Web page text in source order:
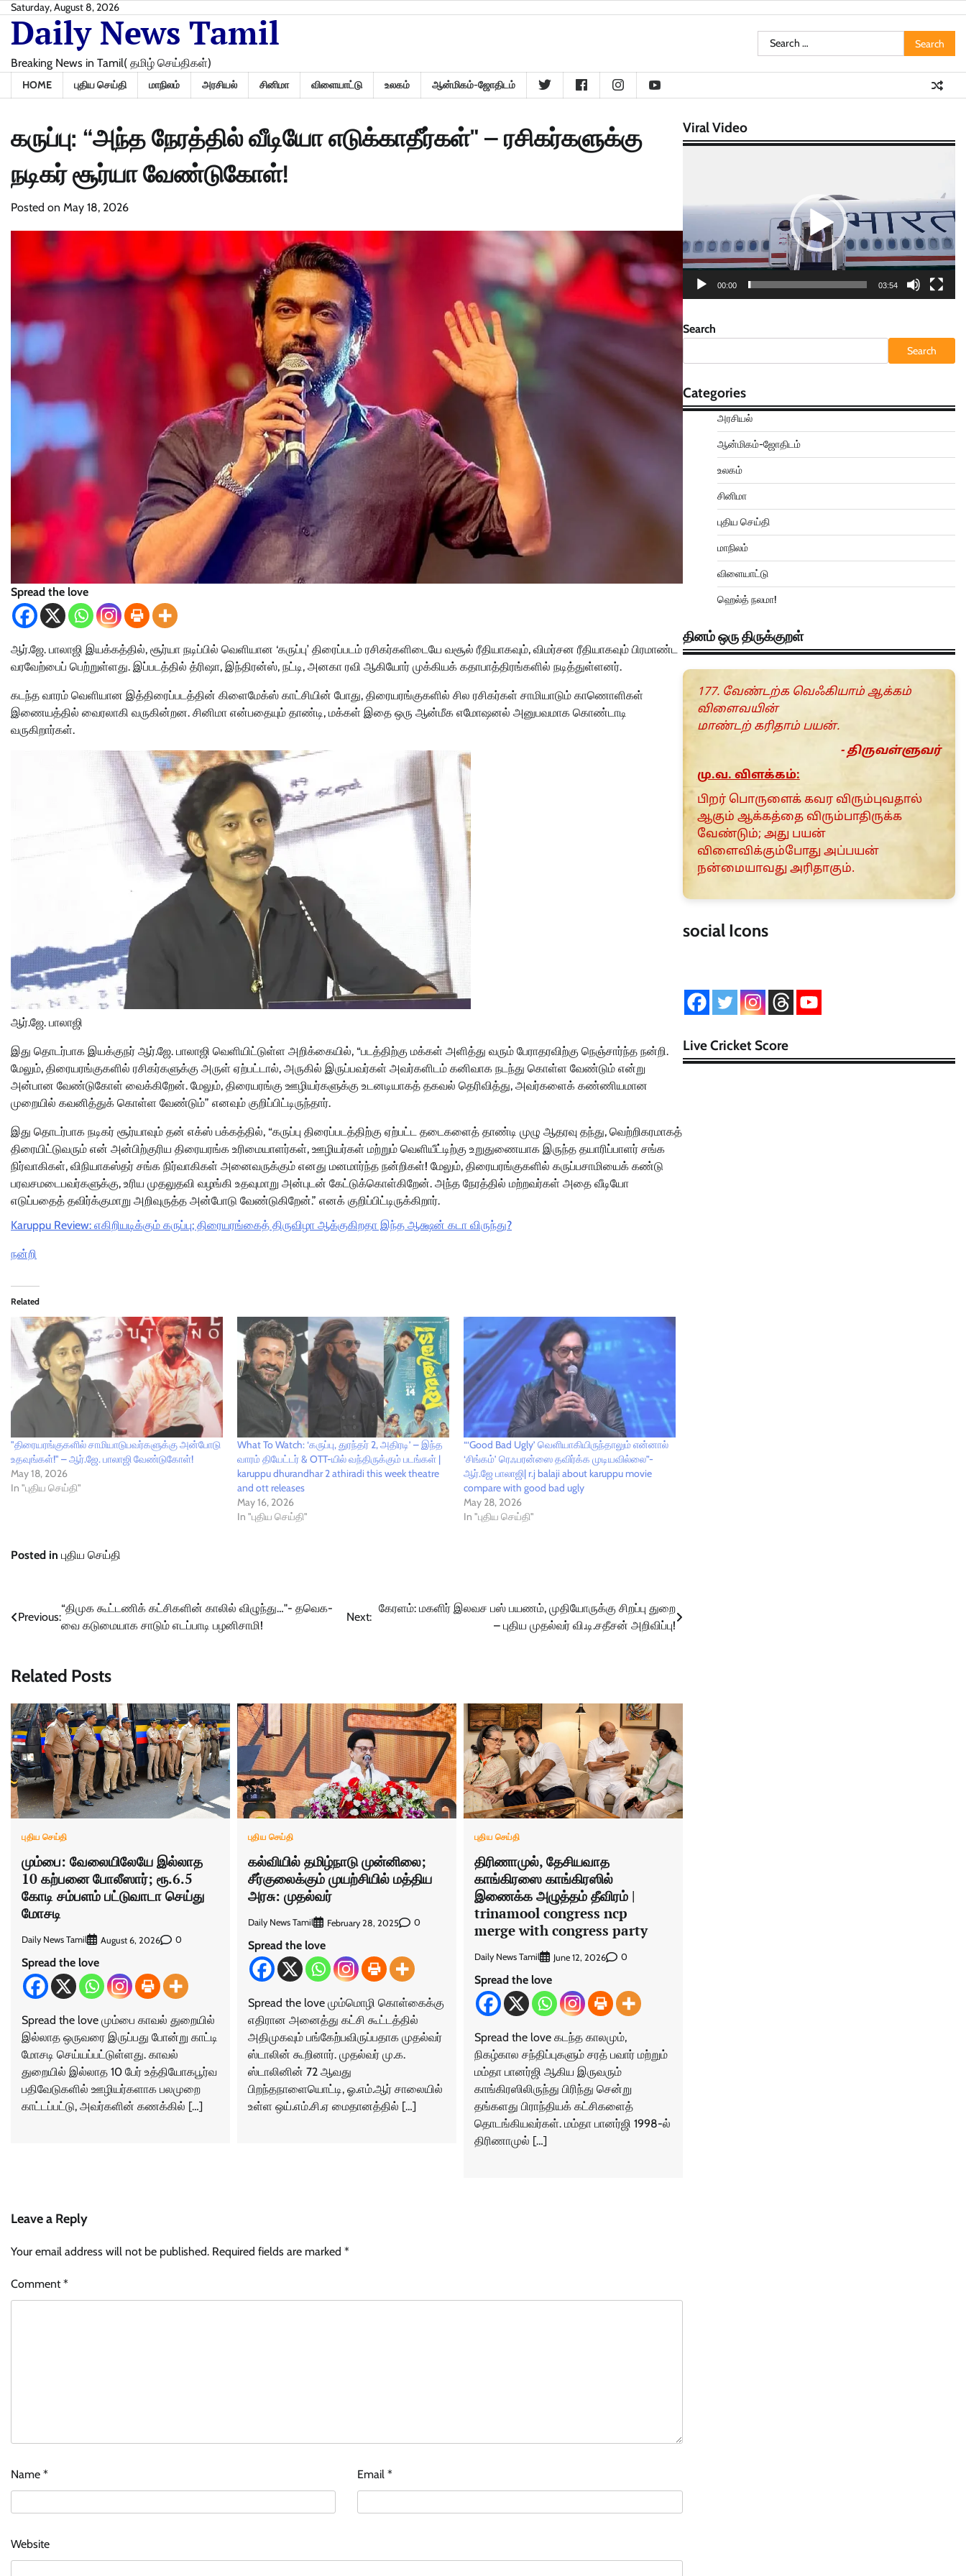
Skip
content
Saturday, August 8, 2026
Daily News Tamil
Breaking News in Tamil( தமிழ் செய்திகள்)
Search
for:
HOME புதிய செய்தி மாநிலம் அரசியல் சினிமா விளையாட்டு உலகம் ஆன்மிகம்-ஜோதிடம்
கருப்பு: “அந்த நேரத்தில் வீடியோ எடுக்காதீர்கள்" – ரசிகர்களுக்கு
நடிகர் சூர்யா வேண்டுகோள்!
Posted on May 18, 2026
Spread the love
ஆர்.ஜே. பாலாஜி இயக்கத்தில், சூர்யா நடிப்பில் வெளியான ‘கருப்பு’ திரைப்படம் ரசிகர்களிடையே வசூல் ரீதியாகவும், விமர்சன ரீதியாகவும் பிரமாண்ட
வரவேற்பைப் பெற்றுள்ளது. இப்படத்தில் த்ரிஷா, இந்திரன்ஸ், நட்டி, அனகா ரவி ஆகியோர் முக்கியக் கதாபாத்திரங்களில் நடித்துள்ளனர்.
கடந்த வாரம் வெளியான இத்திரைப்படத்தின் கிளைமேக்ஸ் காட்சியின் போது, திரையரங்குகளில் சில ரசிகர்கள் சாமியாடும் காணொளிகள்
இணையத்தில் வைரலாகி வருகின்றன. சினிமா என்பதையும் தாண்டி, மக்கள் இதை ஒரு ஆன்மீக எமோஷனல் அனுபவமாக கொண்டாடி
வருகிறார்கள்.
ஆர்.ஜே. பாலாஜி
இது தொடர்பாக இயக்குநர் ஆர்.ஜே. பாலாஜி வெளியிட்டுள்ள அறிக்கையில், “படத்திற்கு மக்கள் அளித்து வரும் பேராதரவிற்கு நெஞ்சார்ந்த நன்றி.
மேலும், திரையரங்குகளில் ரசிகர்களுக்கு அருள் ஏற்பட்டால், அருகில் இருப்பவர்கள் அவர்களிடம் கனிவாக நடந்து கொள்ள வேண்டும் என்று
அன்பான வேண்டுகோள் வைக்கிறேன். மேலும், திரையரங்கு ஊழியர்களுக்கு உடனடியாகத் தகவல் தெரிவித்து, அவர்களைக் கண்ணியமான
முறையில் கவனித்துக் கொள்ள வேண்டும்” எனவும் குறிப்பிட்டிருந்தார்.
இது தொடர்பாக நடிகர் சூர்யாவும் தன் எக்ஸ் பக்கத்தில், “கருப்பு திரைப்படத்திற்கு ஏற்பட்ட தடைகளைத் தாண்டி முழு ஆதரவு தந்து, வெற்றிகரமாகத்
திரையிட்டுவரும் என் அன்பிற்குரிய திரையரங்க உரிமையாளர்கள், ஊழியர்கள் மற்றும் வெளியீட்டிற்கு உறுதுணையாக இருந்த தயாரிப்பாளர் சங்க
நிர்வாகிகள், விநியாகஸ்தர் சங்க நிர்வாகிகள் அனைவருக்கும் எனது மனமார்ந்த நன்றிகள்! மேலும், திரையரங்குகளில் கருப்பசாமியைக் கண்டு
பரவசமடைபவர்களுக்கு, உரிய முதலுதவி வழங்கி உதவுமாறு அன்புடன் கேட்டுக்கொள்கிறேன். அந்த நேரத்தில் மற்றவர்கள் அதை வீடியோ
எடுப்பதைத் தவிர்க்குமாறு அறிவுருத்த அன்போடு வேண்டுகிறேன்.” எனக் குறிப்பிட்டிருக்கிறார்.
Karuppu Review: எகிறியடிக்கும் கருப்பு; திரையரங்கைத் திருவிழா ஆக்குகிறதா இந்த ஆக்ஷன் கடா விருந்து?
நன்றி
Related
"திரையரங்குகளில் சாமியாடுபவர்களுக்கு அன்போடு
உதவுங்கள்!" – ஆர்.ஜே. பாலாஜி வேண்டுகோள்!
May 18, 2026
In "புதிய செய்தி"
What To Watch: ‘கருப்பு, துரந்தர் 2, அதிரடி’ – இந்த
வாரம் தியேட்டர் & OTT-யில் வந்திருக்கும் படங்கள் |
karuppu dhurandhar 2 athiradi this week theatre
and ott releases
May 16, 2026
In "புதிய செய்தி"
“‘Good Bad Ugly’ வெளியாகியிருந்தாலும் என்னால்
‘சிங்கம்’ ரெஃபரன்ஸை தவிர்க்க முடியவில்லை”-
ஆர்.ஜே பாலாஜி| r.j balaji about karuppu movie
compare with good bad ugly
May 28, 2026
In "புதிய செய்தி"
Posted in புதிய செய்தி
Post
Previous:
“திமுக கூட்டணிக் கட்சிகளின் காலில் விழுந்து…"- தவெக-
வை கடுமையாக சாடும் எடப்பாடி பழனிசாமி!
Next:
கேரளம்: மகளிர் இலவச பஸ் பயணம், முதியோருக்கு சிறப்பு துறை
– புதிய முதல்வர் வி.டி.சதீசன் அறிவிப்பு!
Related Posts
புதிய செய்தி
மும்பை: வேலையிலேயே இல்லாத
10 கற்பனை போலீஸார்; ரூ.6.5
கோடி சம்பளம் பட்டுவாடா செய்து
மோசடி
Daily News Tamil August 6, 2026 0
Spread the love
Spread the love மும்பை காவல் துறையில்
இல்லாத ஒருவரை இருப்பது போன்று காட்டி
மோசடி செய்யப்பட்டுள்ளது. காவல்
துறையில் இல்லாத 10 பேர் உத்தியோகபூர்வ
பதிவேடுகளில் ஊழியர்களாக பலமுறை
காட்டப்பட்டு, அவர்களின் கணக்கில் […]
புதிய செய்தி
கல்வியில் தமிழ்நாடு முன்னிலை;
சீர்குலைக்கும் முயற்சியில் மத்திய
அரசு: முதல்வர்
Daily News Tamil February 28, 2025 0
Spread the love
Spread the love மும்மொழி கொள்கைக்கு
எதிரான அனைத்து கட்சி கூட்டத்தில்
அதிமுகவும் பங்கேற்பவிருப்பதாக முதல்வர்
ஸ்டாலின் கூறினார். முதல்வர் மு.க.
ஸ்டாலினின் 72 ஆவது
பிறந்தநாளையொட்டி, ஓ.எம்.ஆர் சாலையில்
உள்ள ஒய்.எம்.சி.ஏ மைதானத்தில் […]
புதிய செய்தி
திரிணாமுல், தேசியவாத
காங்கிரஸை காங்கிரஸில்
இணைக்க அழுத்தம் தீவிரம் |
trinamool congress ncp
merge with congress party
Daily News Tamil June 12, 2026 0
Spread the love
Spread the love கடந்த காலமும்,
நிகழ்கால சந்திப்புகளும் சரத் பவார் மற்றும்
மம்தா பானர்ஜி ஆகிய இருவரும்
காங்கிரஸிலிருந்து பிரிந்து சென்று
தங்களது பிராந்தியக் கட்சிகளைத்
தொடங்கியவர்கள். மம்தா பானர்ஜி 1998-ல்
திரிணாமுல் […]
Leave a Reply
Your email address will not be published. Required fields are marked *
Comment*
Name * Email*
Website
Viral Video
00:00 03:54
Search
Search
Categories
அரசியல்
ஆன்மிகம்-ஜோதிடம்
உலகம்
சினிமா
புதிய செய்தி
மாநிலம்
விளையாட்டு
ஹெல்த் நலமா!
தினம் ஒரு திருக்குறள்
177. வேண்டற்க வெஃகியாம் ஆக்கம்
விளைவயின்
மாண்டற் கரிதாம் பயன்.
- திருவள்ளுவர்
மு.வ. விளக்கம்:
பிறர் பொருளைக் கவர விரும்புவதால்
ஆகும் ஆக்கத்தை விரும்பாதிருக்க
வேண்டும்; அது பயன்
விளைவிக்கும்போது அப்பயன்
நன்மையாவது அரிதாகும்.
social Icons
Live Cricket Score